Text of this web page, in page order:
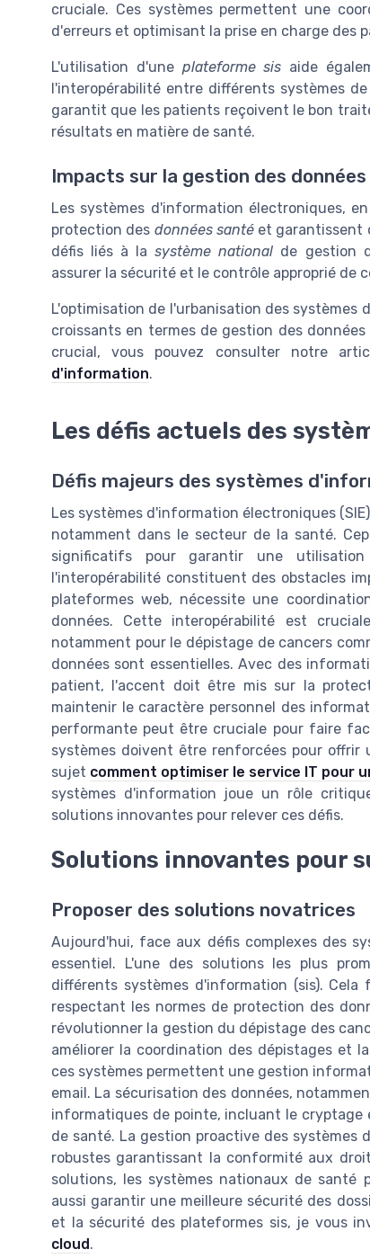
cruciale. Ces systèmes permettent une
d'erreurs et optimisant la prise en charge des
L'utilisation d'une plateforme sis aide
l'interopérabilité entre différents systèmes
garantit que les patients reçoivent le bon
résultats en matière de santé.
Impacts sur la gestion des données
Les systèmes d'information électroniques,
protection des données santéet garantissent
défis liés à lasystème national de gestion
assurer la sécurité et le contrôle approprié de
L'optimisation de l'urbanisation des
croissants en termes de gestion des
crucial, vous pouvez consulter notre
d'information.
Les défis actuels des
Défis majeurs des systèmes
Les systèmes d'information électroniques
notamment dans le secteur de la santé.
significatifs pour garantir une
l'interopérabilité constituent des obstacles
plateformes web, nécessite une
données. Cette interopérabilité est
notamment pour le dépistage de cancers
données sont essentielles. Avec des
patient, l'accent doit être mis sur la
maintenir le caractère personnel des
performante peut être cruciale pour faire
systèmes doivent être renforcées pour offrir
sujet comment optimiser le service IT pour
systèmes d'information joue un rôle
solutions innovantes pour relever ces défis.
Solutions innovantes pour
Proposer des solutions novatrices
Aujourd'hui, face aux défis complexes des
essentiel. L'une des solutions les plus
différents systèmes d'information (sis).
respectant les normes de protection des
révolutionner la gestion du dépistage des
améliorer la coordination des dépistages et
ces systèmes permettent une gestion
email. La sécurisation des données,
informatiques de pointe, incluant le
de santé. La gestion proactive des systèmes
robustes garantissant la conformité aux
solutions, les systèmes nationaux de santé
aussi garantir une meilleure sécurité des
et la sécurité des plateformes sis, je vous
cloud.